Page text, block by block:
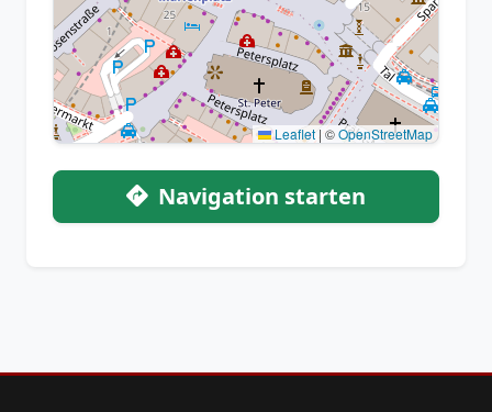
Leaflet| ©OpenStreetMap
Navigation starten